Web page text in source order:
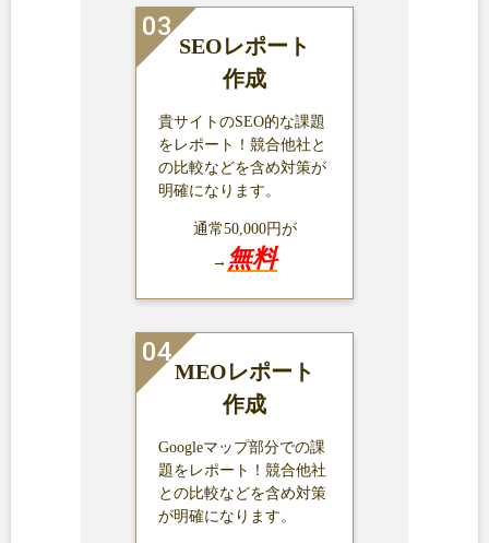
SEOレポート
作成
貴サイトのSEO的な課題
をレポート！競合他社と
の比較などを含め対策が
明確になります。
通常50,000円が
→ 無料
MEOレポート
作成
Googleマップ部分での課
題をレポート！競合他社
との比較などを含め対策
が明確になります。